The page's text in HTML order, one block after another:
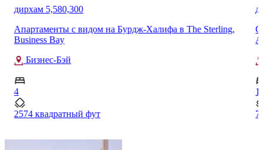
дирхам 5,580,300
Апартаменты с видом на Бурдж-Халифа в The Sterling,
Business Bay
Бизнес-Бэй
4
2574 квадратный фут
1